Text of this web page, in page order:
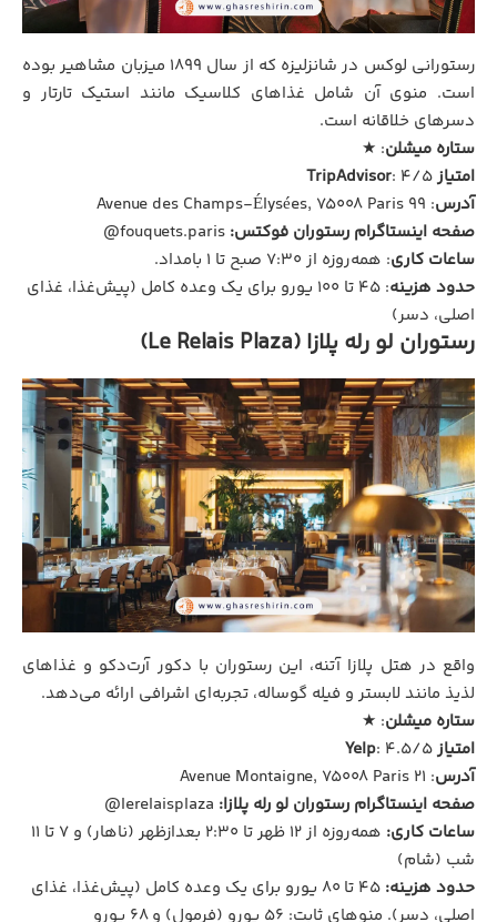
رستورانی لوکس در شانزلیزه که از سال ۱۸۹۹ میزبان مشاهیر بوده
است. منوی آن شامل غذاهای کلاسیک مانند استیک تارتار و
دسرهای خلاقانه است.
ستاره میشلن: ★
امتیاز TripAdvisor: ۴/۵
آدرس: ۹۹ Avenue des Champs-Élysées, 75008 Paris
صفحه اینستاگرام رستوران فوکتس: fouquets.paris@
ساعات کاری: همه‌روزه از ۷:۳۰ صبح تا ۱ بامداد.
حدود هزینه
: ۴۵ تا ۱۰۰ یورو برای یک وعده کامل (پیش‌غذا، غذای
اصلی، دسر)
رستوران لو رله پلازا (Le Relais Plaza)
واقع در هتل پلازا آتنه، این رستوران با دکور آرت‌دکو و غذاهای
لذیذ مانند لابستر و فیله گوساله، تجربه‌ای اشرافی ارائه می‌دهد.
ستاره میشلن: ★
امتیاز Yelp: ۴.۵/۵
آدرس: ۲۱ Avenue Montaigne, 75008 Paris
صفحه اینستاگرام رستوران لو رله پلازا: lerelaisplaza@
ساعات کاری:
همه‌روزه از ۱۲ ظهر تا ۲:۳۰ بعدازظهر (ناهار) و ۷ تا ۱۱
شب (شام)
حدود هزینه:
۴۵ تا ۸۰ یورو برای یک وعده کامل (پیش‌غذا، غذای
اصلی، دسر). منوهای ثابت: ۵۶ یورو (فرمول) و ۶۸ یورو